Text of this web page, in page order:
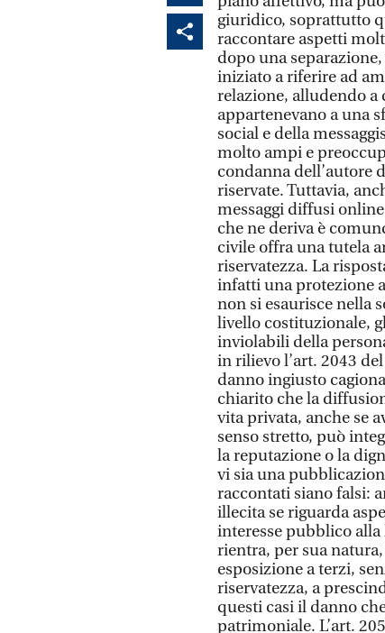
giuridico, soprattutto
raccontare aspetti
dopo una
iniziato a riferire ad
relazione, alludendo
appartenevano a una
social e della
molto ampi e
condanna
riservate. Tuttavia,
messaggi diffusi
che ne deriva è
civile offra una tutela
riservatezza. La
infatti una protezione
non si esaurisce nella
livello costituzionale,
inviolabili della
in rilievo l’art. 2043
danno ingiusto
chiarito che la
vita privata, anche se
senso stretto, può
la reputazione o la
vi sia una
raccontati siano falsi:
illecita se riguarda
interesse pubblico alla
rientra, per sua
esposizione a terzi,
riservatezza, a
questi casi il danno
patrimoniale. L’art.